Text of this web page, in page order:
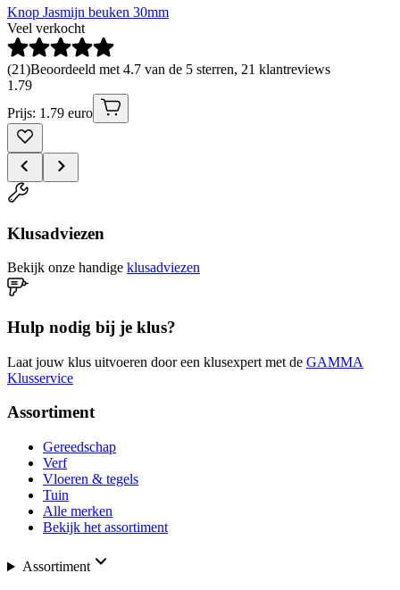
Knop Jasmijn beuken 30mm
Veel verkocht
(21)Beoordeeld met 4.7 van de 5 sterren, 21 klantreviews
1 .79
Prijs: 1.79 euro
Klusadviezen
Bekijk onze handige klusadviezen
Hulp nodig bij je klus?
Laat jouw klus uitvoeren door een klusexpert met de GAMMA
Klusservice
Assortiment
Gereedschap
Verf
Vloeren & tegels
Tuin
Alle merken
Bekijk het assortiment
Assortiment